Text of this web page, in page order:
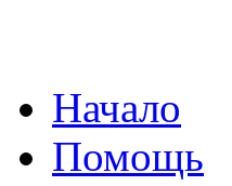
Начало
Помощь